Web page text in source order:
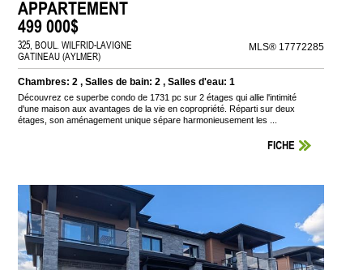
APPARTEMENT
499 000$
325, BOUL. WILFRID-LAVIGNE
GATINEAU (AYLMER)
MLS® 17772285
Chambres: 2 , Salles de bain: 2 , Salles d'eau: 1
Découvrez ce superbe condo de 1731 pc sur 2 étages qui allie l'intimité
d'une maison aux avantages de la vie en copropriété. Réparti sur deux
étages, son aménagement unique sépare harmonieusement les ...
FICHE